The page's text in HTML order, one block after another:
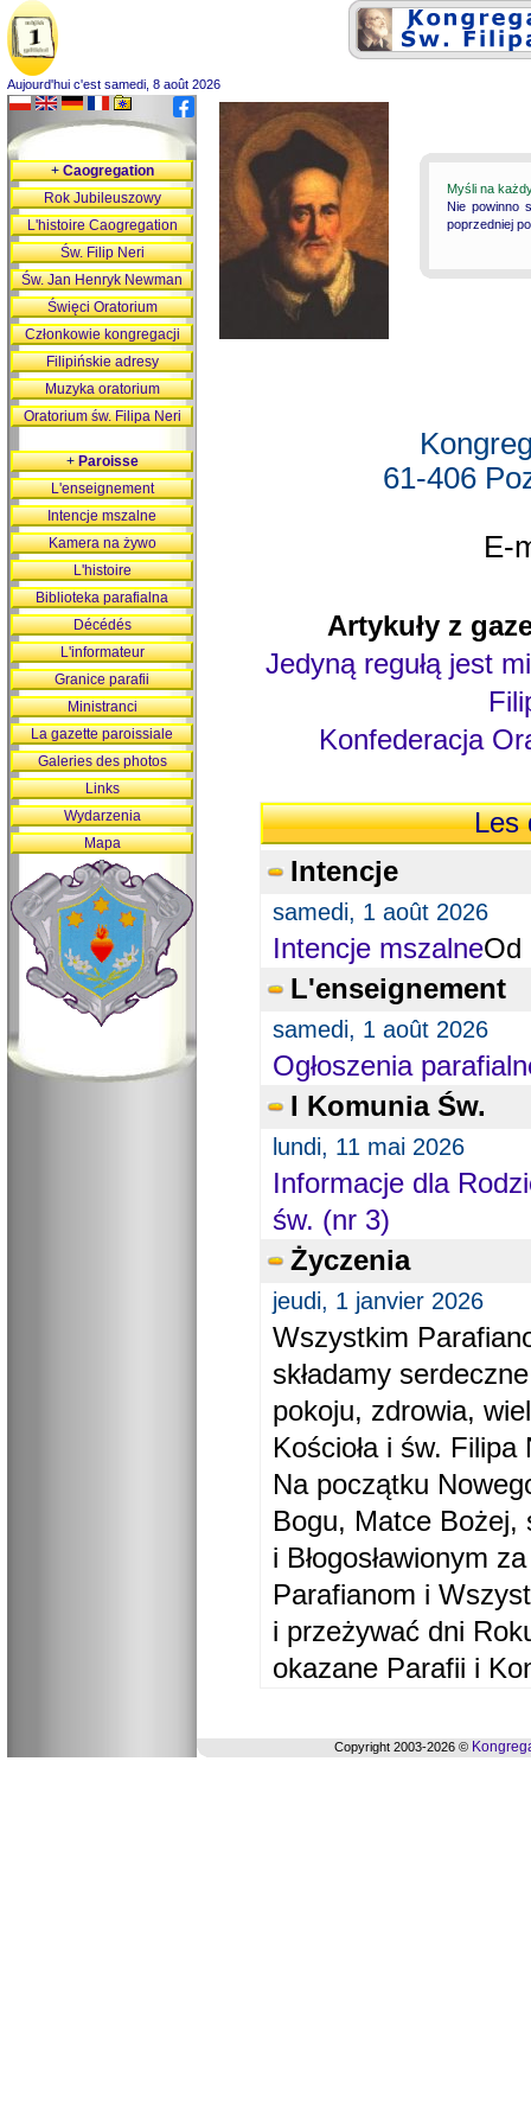
Aujourd'hui c'est samedi, 8 août 2026
Myśli na
Nie powinno
poprzedniej
61-406
E-
Artykuły z
Jedyną regułą jest
Konfederacja
Les
Intencje
samedi, 1 août 2026
Intencje mszalneOd
L'enseignement
samedi, 1 août 2026
Ogłoszenia
I Komunia Św.
lundi, 11 mai 2026
Informacje dla
św. (nr 3)
Życzenia
jeudi, 1 janvier 2026
Wszystkim
składamy
pokoju, zdrowia,
Kościoła i św. Filipa
Na początku
Bogu, Matce Bożej,
i Błogosławionym
Parafianom i
i przeżywać dni
okazane Parafii i
+Caogregation
Rok Jubileuszowy
L'histoire Caogregation
Św. Filip Neri
Św. Jan Henryk Newman
Święci Oratorium
Członkowie kongregacji
Filipińskie adresy
Muzyka oratorium
Oratorium św. Filipa Neri
+Paroisse
L'enseignement
Intencje mszalne
Kamera na żywo
L'histoire
Biblioteka parafialna
Décédés
L'informateur
Granice parafii
Ministranci
La gazette paroissiale
Galeries des photos
Links
Wydarzenia
Mapa
Copyright 2003-2026 ©